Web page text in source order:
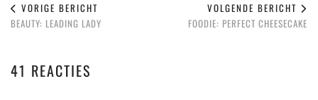
VORIGE BERICHT
BEAUTY: LEADING LADY
VOLGENDE BERICHT
FOODIE: PERFECT CHEESECAKE
41 REACTIES